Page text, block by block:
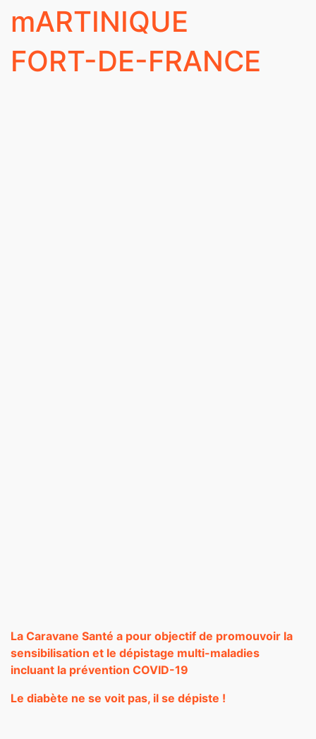
mARTINIQUE
FORT-DE-FRANCE
La Caravane Santé a pour objectif de promouvoir la
sensibilisation et le dépistage multi-maladies
incluant la prévention COVID-19
Le diabète ne se voit pas, il se dépiste !